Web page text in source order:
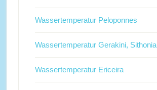
Wassertemperatur Peloponnes
Wassertemperatur Gerakini, Sithonia
Wassertemperatur Ericeira